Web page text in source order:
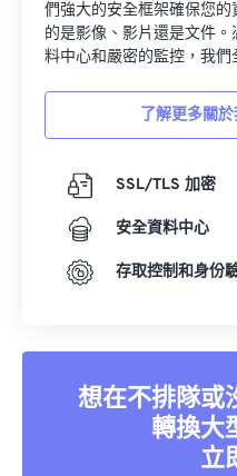
們強大的安全框架確保您
的是影像、影片還是文件
料中心和嚴密的監控，我們
了解更多關
SSL/TLS 加密
安全資料中心
存取控制和身份
想在不排隊或
轉換大
立